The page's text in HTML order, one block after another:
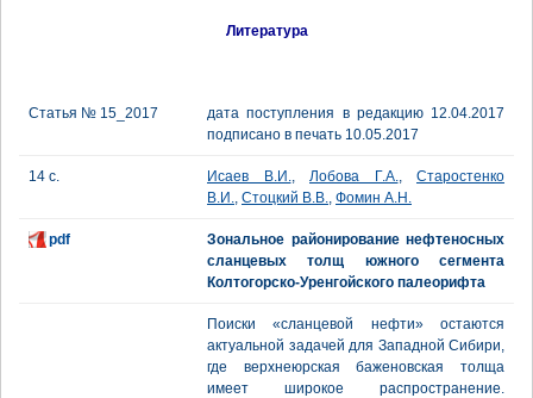
Литература
Статья № 15_2017
дата поступления в редакцию 12.04.2017
подписано в печать 10.05.2017
14 с. Исаев В.И., Лобова Г.А., Старостенко
В.И., Стоцкий В.В., Фомин А.Н.
pdf
Зональное районирование нефтеносных
сланцевых толщ южного сегмента
Колтогорско-Уренгойского палеорифта
Поиски «сланцевой нефти» остаются
актуальной задачей для Западной Сибири,
где верхнеюрская баженовская толща
имеет широкое распространение.